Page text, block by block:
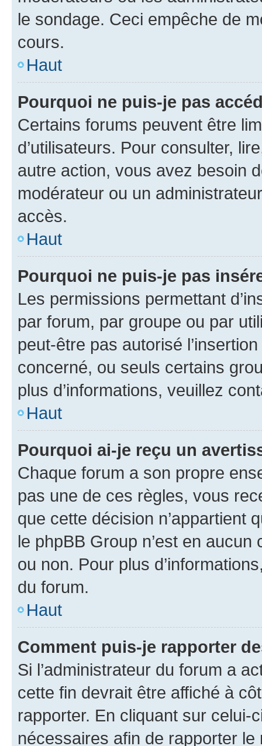
le sondage. Ceci empêche de
cours.
Haut
Pourquoi ne puis-je pas
Certains forums peuvent être
d’utilisateurs. Pour consulter,
autre action, vous avez besoin
modérateur ou un
accès.
Haut
Pourquoi ne puis-je pas
Les permissions permettant
par forum, par groupe ou par
peut-être pas autorisé
concerné, ou seuls certains
plus d’informations, veuillez
Haut
Pourquoi ai-je reçu un
Chaque forum a son propre
pas une de ces règles, vous
que cette décision n’appartient
le phpBB Group n’est en
ou non. Pour plus
du forum.
Haut
Comment puis-je rapporter
Si l’administrateur du forum a
cette fin devrait être affiché à
rapporter. En cliquant sur
nécessaires afin de rapporter le